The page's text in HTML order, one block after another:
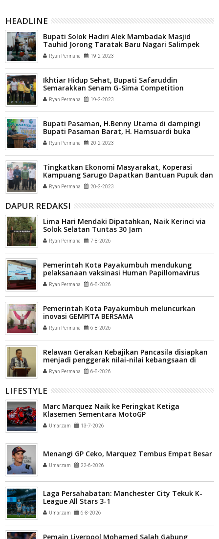
HEADLINE
Bupati Solok Hadiri Alek Mambadak Masjid
Tauhid Jorong Taratak Baru Nagari Salimpek
Ryan Permana 19-2-2023
Ikhtiar Hidup Sehat, Bupati Safaruddin
Semarakkan Senam G-Sima Competition
Ryan Permana 19-2-2023
Bupati Pasaman, H.Benny Utama di dampingi
Bupati Pasaman Barat, H. Hamsuardi buka
turnamen bola volly SE Sumatera Barat
Ryan Permana 20-2-2023
Tingkatkan Ekonomi Masyarakat, Koperasi
Kampuang Sarugo Dapatkan Bantuan Pupuk dan
Pestisida
Ryan Permana 20-2-2023
DAPUR REDAKSI
Lima Hari Mendaki Dipatahkan, Naik Kerinci via
Solok Selatan Tuntas 30 Jam
Ryan Permana 7-8-2026
Pemerintah Kota Payakumbuh mendukung
pelaksanaan vaksinasi Human Papillomavirus
(HPV) bagi aparatur sipil negara (ASN) dan
masyarakat
Ryan Permana 6-8-2026
Pemerintah Kota Payakumbuh meluncurkan
inovasi GEMPITA BERSAMA
Ryan Permana 6-8-2026
Relawan Gerakan Kebajikan Pancasila disiapkan
menjadi penggerak nilai-nilai kebangsaan di
tengah masyarakat Kota Payakumbuh
Ryan Permana 6-8-2026
LIFESTYLE
Marc Marquez Naik ke Peringkat Ketiga
Klasemen Sementara MotoGP
Umarzam 13-7-2026
Menangi GP Ceko, Marquez Tembus Empat Besar
Umarzam 22-6-2026
Laga Persahabatan: Manchester City Tekuk K-
League All Stars 3-1
Umarzam 6-8-2026
Pemain Liverpool Mohamed Salah Gabung